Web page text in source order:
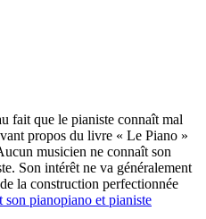
fait que le pianiste connaît mal
propos du livre « Le Piano »
musicien ne connaît son
Son intérêt ne va généralement
la construction perfectionnée
son pianopiano et pianiste